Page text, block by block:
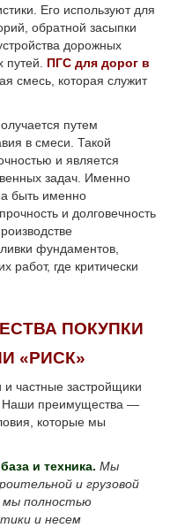
Его используют для
обратной засыпки
дорожных
ПГС для дорог в
смесь, которая служит
путем
в смеси. Такой
и является
задач. Именно
быть именно
и долговечность
фундаментов,
работ, где критически
ПОКУПКИ
«РИСК»
частные застройщики
Наши преимущества —
которые мы
и техника. Мы
и грузовой
мы полностью
и несем